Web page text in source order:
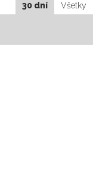
30 dní Všetky